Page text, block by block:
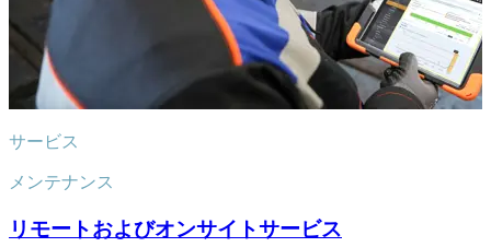
サービス
メンテナンス
リモートおよびオンサイトサービス